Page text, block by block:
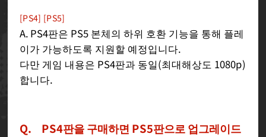
[PS4] [PS5]
A. PS4판은 PS5 본체의 하위 호환 기능을 통해 플레
이가 가능하도록 지원할 예정입니다.
다만 게임 내용은 PS4판과 동일(최대해상도 1080p)
합니다.
Q. PS4판을 구매하면 PS5판으로 업그레이드